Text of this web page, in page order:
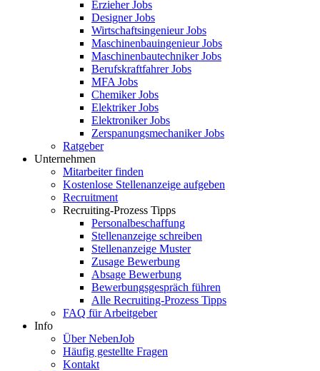
Erzieher Jobs
Designer Jobs
Wirtschaftsingenieur Jobs
Maschinenbauingenieur Jobs
Maschinenbautechniker Jobs
Berufskraftfahrer Jobs
MFA Jobs
Chemiker Jobs
Elektriker Jobs
Elektroniker Jobs
Zerspanungsmechaniker Jobs
Ratgeber
Unternehmen
Mitarbeiter finden
Kostenlose Stellenanzeige aufgeben
Recruitment
Recruiting-Prozess Tipps
Personalbeschaffung
Stellenanzeige schreiben
Stellenanzeige Muster
Zusage Bewerbung
Absage Bewerbung
Bewerbungsgespräch führen
Alle Recruiting-Prozess Tipps
FAQ für Arbeitgeber
Info
Über NebenJob
Häufig gestellte Fragen
Kontakt